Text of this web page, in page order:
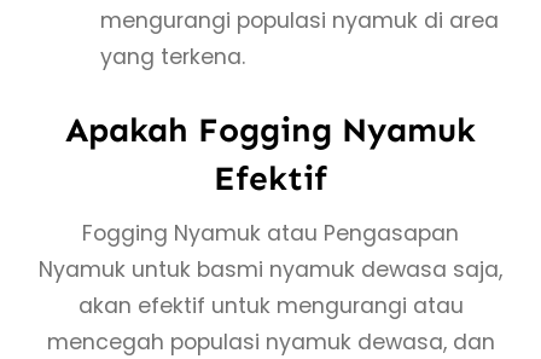
mengurangi populasi nyamuk di area
yang terkena.
Apakah Fogging Nyamuk
Efektif
Fogging Nyamuk atau Pengasapan
Nyamuk untuk basmi nyamuk dewasa saja,
akan efektif untuk mengurangi atau
mencegah populasi nyamuk dewasa, dan